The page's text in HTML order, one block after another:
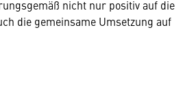
nicht nur positiv auf die
die gemeinsame Umsetzung auf